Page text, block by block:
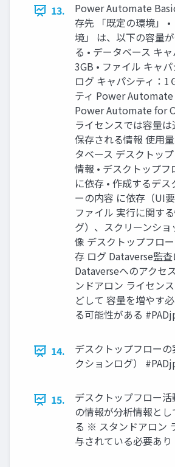
13.
Power Automate
存先 「既定の環境」 •
境」 は、以下の容量
る • データベース キャ
3GB • ファイル キャ
ログ キャパシティ：1
ティ Power Automate
Power Automate for
ライセンスでは容量
保存される情報 使用
タベース デスクトッ
情報 • デスクトップ
に依存 • 作成するデ
ーの内容 に依存（UI要
ファイル 実行に関す
グ）、スクリーンシ
像 デスクトップフロ
存 ログ Dataverse監
Dataverseへのアクセ
ンドアロン ライセン
どして 容量を増やす
る可能性がある
14.
デスクトップフロー
クションログ）
15.
デスクトップフロー活
の情報が分析情報と
る ※ スタンドアロン
与されている必要あり